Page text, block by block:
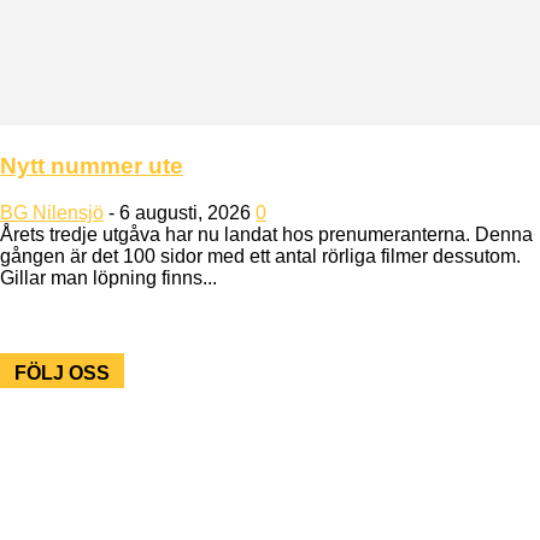
Nytt nummer ute
BG Nilensjö - 6 augusti, 2026 0
Årets tredje utgåva har nu landat hos prenumeranterna. Denna
gången är det 100 sidor med ett antal rörliga filmer dessutom.
Gillar man löpning finns...
FÖLJ OSS